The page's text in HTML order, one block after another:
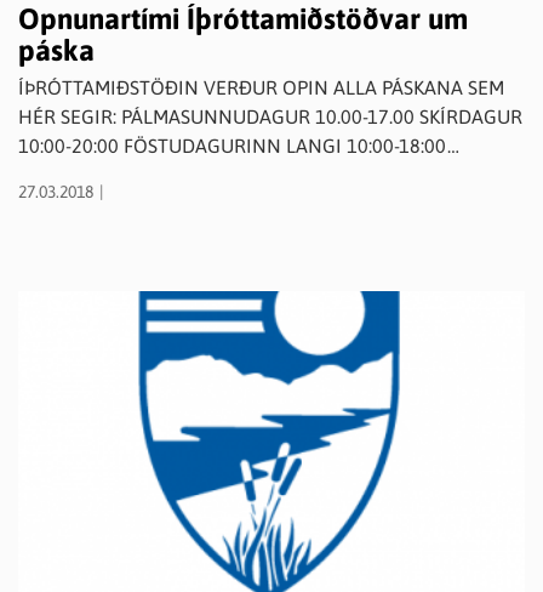
Opnunartími Íþróttamiðstöðvar um
páska
ÍÞRÓTTAMIÐSTÖÐIN VERÐUR OPIN ALLA PÁSKANA SEM
HÉR SEGIR: PÁLMASUNNUDAGUR 10.00-17.00 SKÍRDAGUR
10:00-20:00 FÖSTUDAGURINN LANGI 10:00-18:00
ANNAR Í PÁSKUM 10:00-20:00
27.03.2018